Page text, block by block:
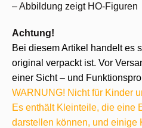
– Abbildung zeigt HO-Figuren
Achtung!
Bei diesem Artikel handelt es
original verpackt ist. Vor
einer Sicht – und
WARNUNG! Nicht für Kinder
Es enthält Kleinteile, die eine
darstellen können, und einige